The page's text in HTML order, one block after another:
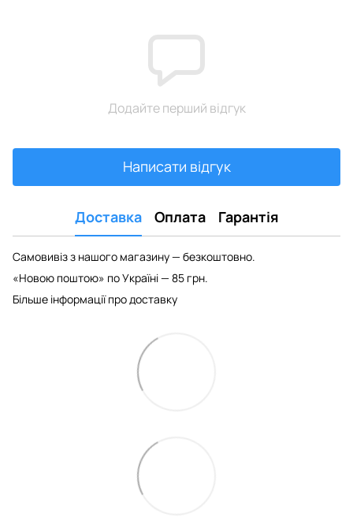
Додайте перший відгук
Написати відгук
Доставка Оплата Гарантія
Самовивіз з нашого магазину — безкоштовно.
«Новою поштою» по Україні — 85 грн.
Більше інформації про доставку